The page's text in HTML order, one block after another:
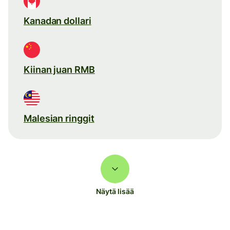
Kanadan dollari
Kiinan juan RMB
Malesian ringgit
Näytä lisää